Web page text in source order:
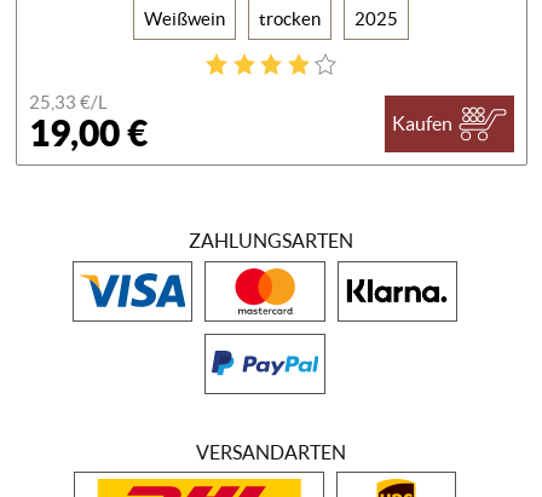
Weißwein trocken 2025
25,33 €/L
19,00 € Kaufen
ZAHLUNGSARTEN
VERSANDARTEN